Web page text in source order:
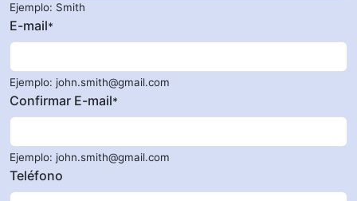
Ejemplo: Smith
E-mail*
Ejemplo: john.smith@gmail.com
Confirmar E-mail*
Ejemplo: john.smith@gmail.com
Teléfono